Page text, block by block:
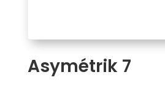
Asymétrik 7